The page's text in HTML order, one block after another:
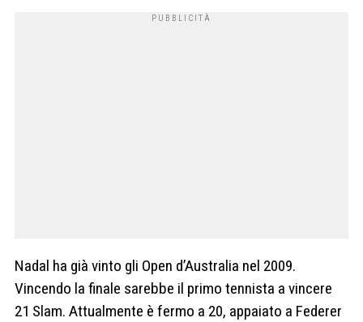
Nadal ha già vinto gli Open d’Australia nel 2009.
Vincendo la finale sarebbe il primo tennista a vincere
21 Slam. Attualmente è fermo a 20, appaiato a Federer